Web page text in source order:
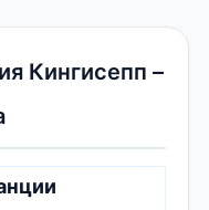
Кингисепп –